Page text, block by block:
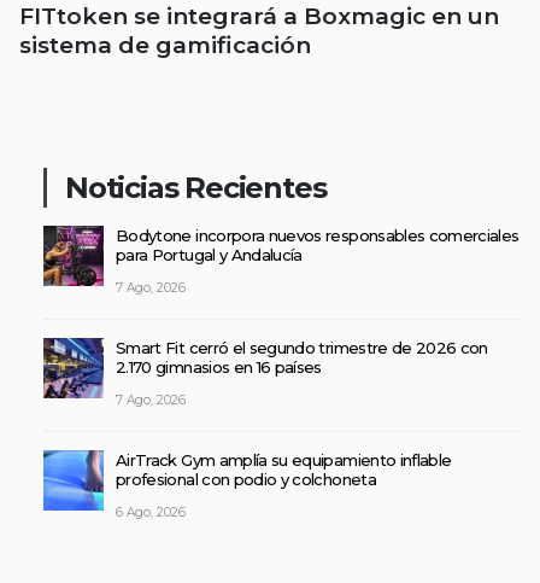
FITtoken se integrará a Boxmagic en un
sistema de gamificación
Noticias Recientes
Bodytone incorpora nuevos responsables comerciales
para Portugal y Andalucía
7 Ago, 2026
Smart Fit cerró el segundo trimestre de 2026 con
2.170 gimnasios en 16 países
7 Ago, 2026
AirTrack Gym amplía su equipamiento inflable
profesional con podio y colchoneta
6 Ago, 2026